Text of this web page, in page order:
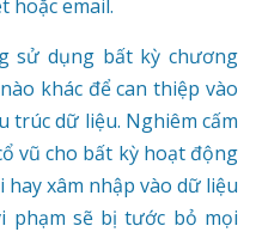
hoặc email.
sử dụng bất kỳ chương
khác để can thiệp vào
trúc dữ liệu. Nghiêm cấm
vũ cho bất kỳ hoạt động
xâm nhập vào dữ liệu
phạm sẽ bị tước bỏ mọi